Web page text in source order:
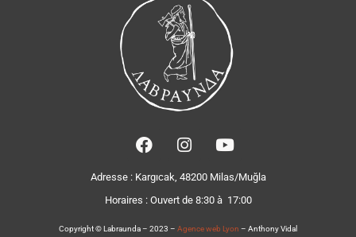
Adresse : Kargıcak, 48200 Milas/Muğla
Horaires : Ouvert de 8:30 à 17:00
Copyright © Labraunda – 2023 – Agence web Lyon – Anthony Vidal